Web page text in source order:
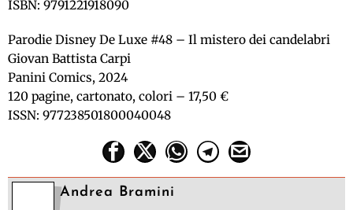
ISBN: 9791221918090
Parodie Disney De Luxe #48 – Il mistero dei candelabri
Giovan Battista Carpi
Panini Comics, 2024
120 pagine, cartonato, colori – 17,50 €
ISSN: 977238501800040048
Andrea Bramini